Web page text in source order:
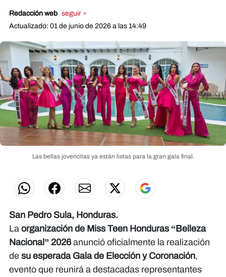
Redacción web seguir +
Actualizado: 01 de junio de 2026 a las 14:49
Las bellas jovencitas ya están listas para la gran gala final.
San Pedro Sula, Honduras.
La organización de Miss Teen Honduras “Belleza
Nacional” 2026anunció oficialmente la realización
de su esperada Gala de Elección y Coronación,
evento que reunirá a destacadas representantes